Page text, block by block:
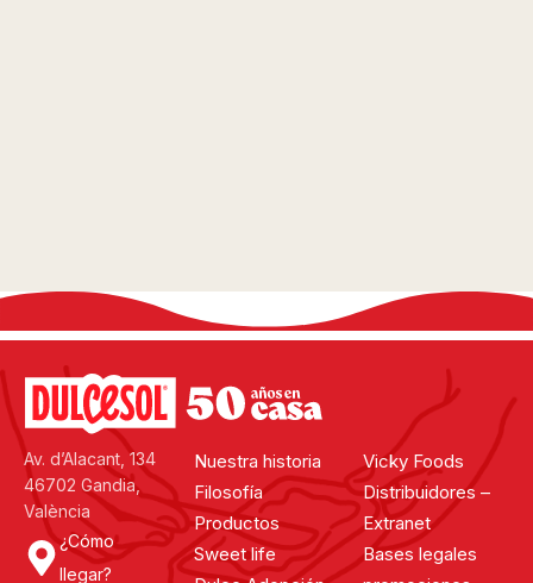
Av. d’Alacant, 134
46702 Gandia,
València
¿Cómo
llegar?
Nuestra historia
Filosofía
Productos
Sweet life
Vicky Foods
Distribuidores –
Extranet
Bases legales